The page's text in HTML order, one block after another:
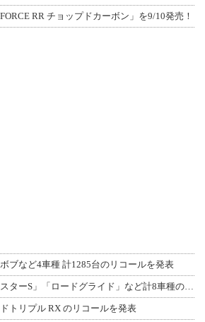
RR チョップドカーボン」を9/10発売！
ブなど4車種 計1285台のリコールを発表
トリプル RX のリコールを発表